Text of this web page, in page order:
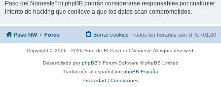
Paso del Noroeste” ni phpBB podrán considerarse responsables por cualquier
intento de hacking que conlleve a que los datos sean comprometidos.
Paso NW Foros Todos los horarios son UTC+01:00
Borrar cookies
Copyright © 2006 - 2026 Foro de El Paso del Noroeste All rights reserved.
Desarrollado porphpBB® Forum Software © phpBB Limited
Traducción al español porphpBB España
Privacidad | Condiciones